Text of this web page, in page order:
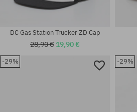
DC Gas Station Trucker ZD Cap
28,90 € 19,90 €
-29% -29%